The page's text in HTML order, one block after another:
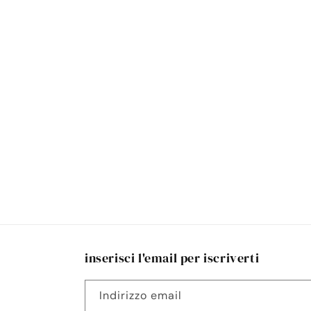
inserisci l'email per iscriverti
Indirizzo email